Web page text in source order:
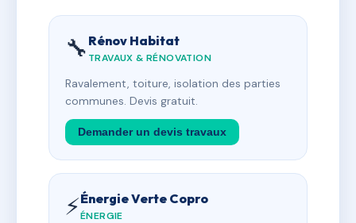
🔧 Rénov Habitat
TRAVAUX & RÉNOVATION
Ravalement, toiture, isolation des parties
communes. Devis gratuit.
Demander un devis travaux
⚡Énergie Verte Copro
ÉNERGIE